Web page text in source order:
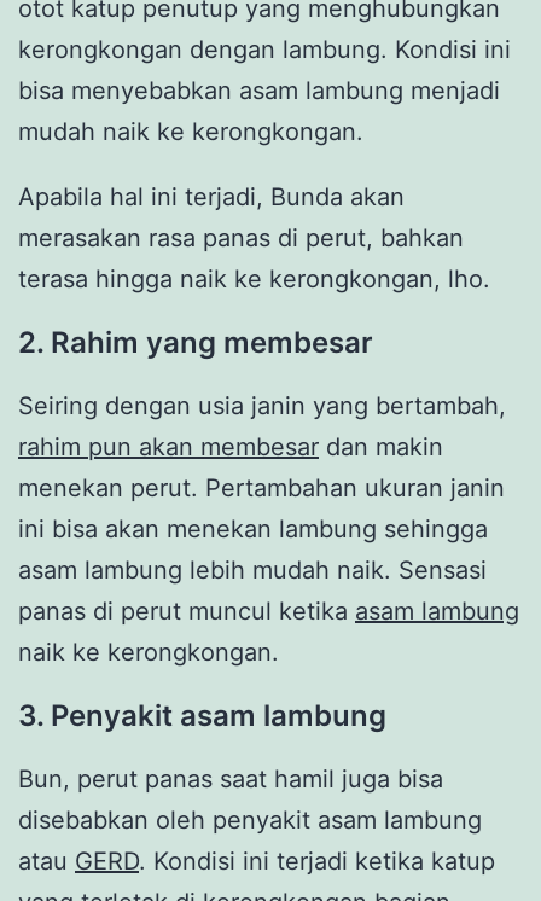
otot katup penutup yang menghubungkan
kerongkongan dengan lambung. Kondisi ini
bisa menyebabkan asam lambung menjadi
mudah naik ke kerongkongan.
Apabila hal ini terjadi, Bunda akan
merasakan rasa panas di perut, bahkan
terasa hingga naik ke kerongkongan, lho.
2. Rahim yang membesar
Seiring dengan usia janin yang bertambah,
rahim pun akan membesar dan makin
menekan perut. Pertambahan ukuran janin
ini bisa akan menekan lambung sehingga
asam lambung lebih mudah naik. Sensasi
panas di perut muncul ketika asam lambung
naik ke kerongkongan.
3. Penyakit asam lambung
Bun, perut panas saat hamil juga bisa
disebabkan oleh penyakit asam lambung
atau GERD. Kondisi ini terjadi ketika katup